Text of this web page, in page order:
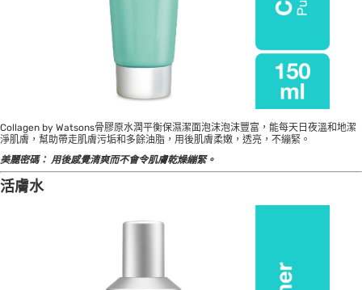
Collagen by Watsons骨膠原水潤平衡保濕潔面泡沫泡沫豐富，能每天日夜溫和地潔
淨肌膚，幫助帶走肌膚污垢和多餘油脂，用後肌膚柔嫩，透亮，不繃緊。
美麗密碼： 用後感覺清爽而不會令肌膚乾燥繃緊。
活膚水